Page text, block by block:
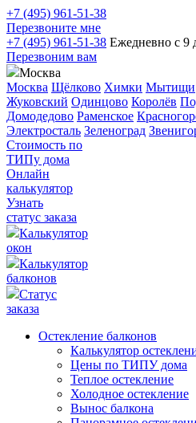
+7 (495) 961-51-38
Перезвоните мне
+7 (495) 961-51-38 Ежедневно с 9
Перезвоним вам
Москва
Москва Щёлково Химки Мытищи
Жуковский Одинцово Королёв
Домодедово Раменское
Электросталь Зеленоград
Стоимость по
ТИПу дома
Онлайн
калькулятор
Узнать
статус заказа
Калькулятор
окон
Калькулятор
балконов
Статус
заказа
Остекление балконов
Калькулятор
Цены по ТИПУ дома
Теплое остекление
Холодное остекление
Вынос балкона